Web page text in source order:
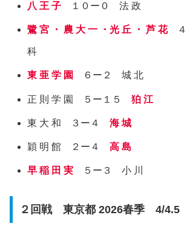
八 王 子 １０ー０ 法 政
鷺 宮 ・ 農 大 一 ・光 丘 ・ 芦 花４
科
東 亜 学 園 ６ー２ 城 北
正 則 学 園 ５ー１５狛 江
東 大 和 ３ー４海 城
穎 明 館 ２ー４高 島
早 稲 田 実 ５ー３ 小 川
２回戦 東京都 2026春季 4/4.5